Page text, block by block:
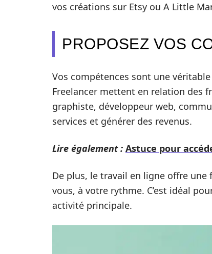
vos créations sur Etsy ou A Little
PROPOSEZ VOS
Vos compétences sont une
Freelancer mettent en relation des
graphiste, développeur web,
services et générer des revenus.
Lire également : Astuce pour
De plus, le travail en ligne offre
vous, à votre rythme. C’est idéal
activité principale.